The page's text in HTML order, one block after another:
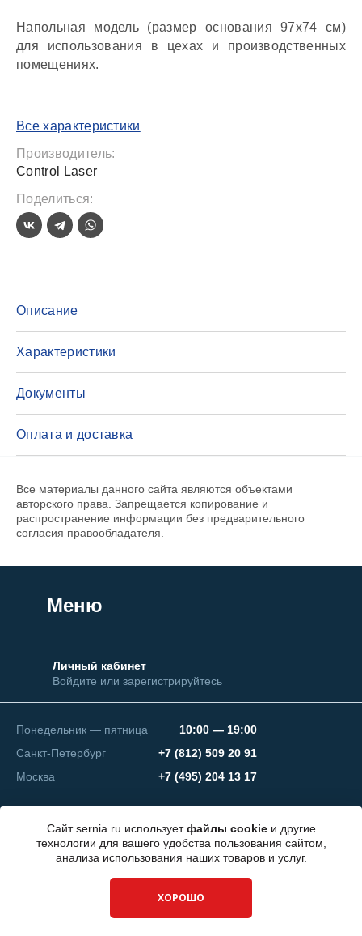
Сайт sernia.ru используетфайлы cookieи другие
технологии для вашего удобства пользования сайтом,
анализа использования наших товаров и услуг.
ХОРОШО
Напольная модель (размер основания 97х74 см)
для использования в цехах и производственных
помещениях.
Все характеристики
Производитель:
Control Laser
Поделиться:
Описание
Характеристики
Документы
Оплата и доставка
Все материалы данного сайта являются объектами
авторского права. Запрещается копирование и
распространение информации без предварительного
согласия правообладателя.
Меню
Личный кабинет
Войдите или зарегистрируйтесь
Понедельник — пятница
10:00 — 19:00
Санкт-Петербург
+7 (812) 509 20 91
Москва
+7 (495) 204 13 17
Разработка сайта —